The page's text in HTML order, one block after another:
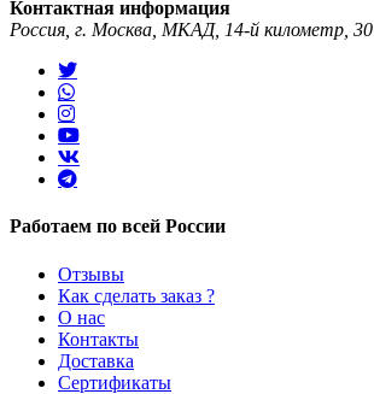
Контактная информация
Россия, г. Москва, МКАД, 14-й километр, 30
Работаем по всей России
Отзывы
Как сделать заказ ?
О нас
Контакты
Доставка
Сертификаты